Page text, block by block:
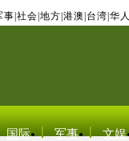
事 社会 地方 港澳 台湾 华人
国际 军事 文娱